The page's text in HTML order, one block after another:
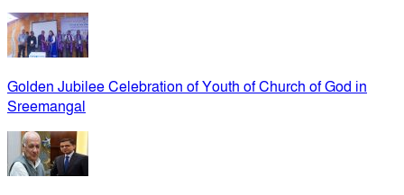
Golden Jubilee Celebration of Youth of Church of God in
Sreemangal